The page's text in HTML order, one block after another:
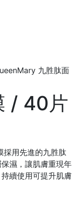
九胜肽面
/ 40片
採用先進的九胜肽
濕，讓肌膚重現年
續使用可提升肌膚